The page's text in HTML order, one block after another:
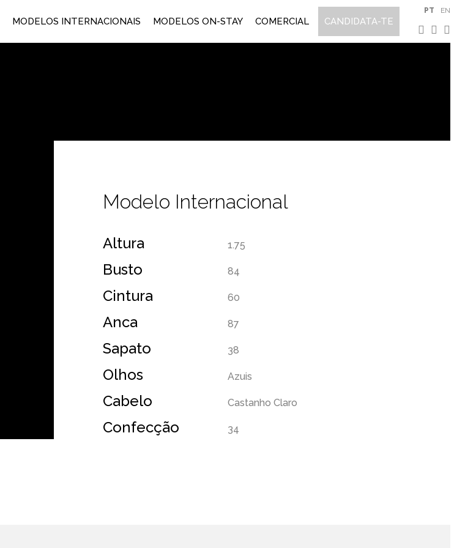
MODELOS INTERNACIONAIS MODELOS ON-STAY COMERCIAL CANDIDATA-TE
PT EN
Modelo Internacional
Altura 1.75
Busto 84
Cintura 60
Anca 87
Sapato 38
Olhos Azuis
Cabelo Castanho Claro
Confecção 34